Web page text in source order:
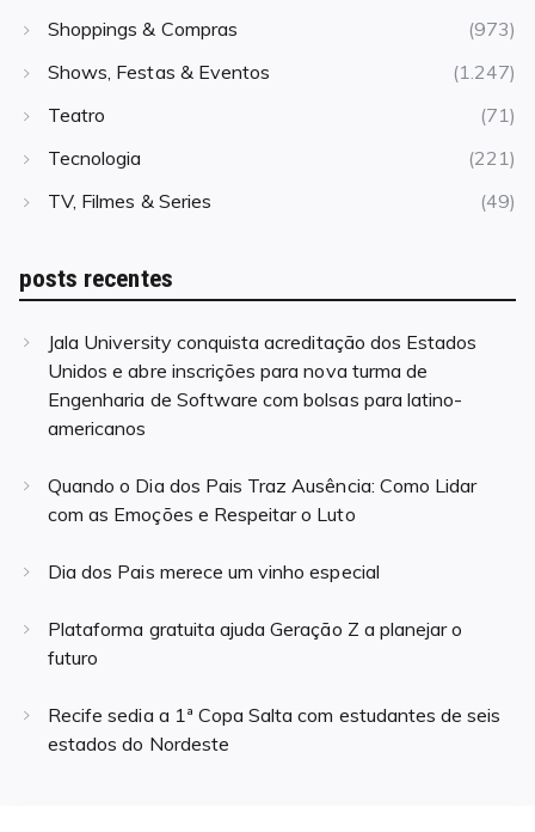
Shoppings & Compras
(973)
Shows, Festas & Eventos
(1.247)
Teatro
(71)
Tecnologia
(221)
TV, Filmes & Series
(49)
posts recentes
Jala University conquista acreditação dos Estados
Unidos e abre inscrições para nova turma de
Engenharia de Software com bolsas para latino-
americanos
Quando o Dia dos Pais Traz Ausência: Como Lidar
com as Emoções e Respeitar o Luto
Dia dos Pais merece um vinho especial
Plataforma gratuita ajuda Geração Z a planejar o
futuro
Recife sedia a 1ª Copa Salta com estudantes de seis
estados do Nordeste